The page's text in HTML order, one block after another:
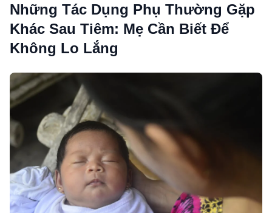
Những Tác Dụng Phụ Thường Gặp
Khác Sau Tiêm: Mẹ Cần Biết Để
Không Lo Lắng